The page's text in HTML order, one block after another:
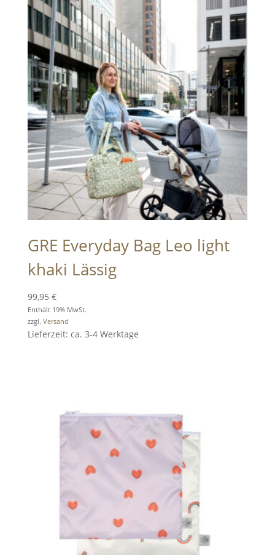
GRE Everyday Bag Leo light
khaki Lässig
99,95 €
Enthält 19% MwSt.
zzgl. Versand
Lieferzeit: ca. 3-4 Werktage